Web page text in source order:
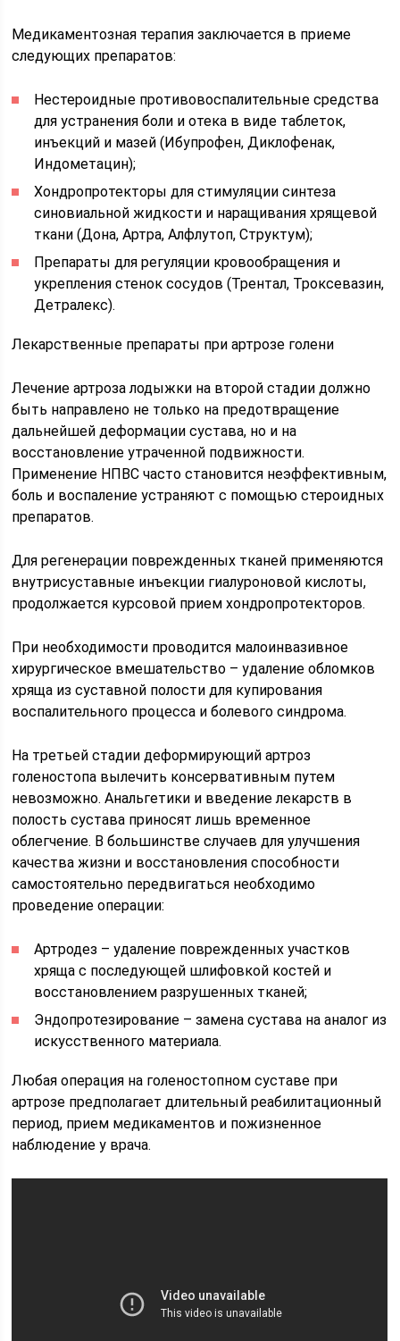
Медикаментозная терапия заключается в приеме
следующих препаратов:
Нестероидные противовоспалительные средства
для устранения боли и отека в виде таблеток,
инъекций и мазей (Ибупрофен, Диклофенак,
Индометацин);
Хондропротекторы для стимуляции синтеза
синовиальной жидкости и наращивания хрящевой
ткани (Дона, Артра, Алфлутоп, Структум);
Препараты для регуляции кровообращения и
укрепления стенок сосудов (Трентал, Троксевазин,
Детралекс).
Лекарственные препараты при артрозе голени
Лечение артроза лодыжки на второй стадии должно
быть направлено не только на предотвращение
дальнейшей деформации сустава, но и на
восстановление утраченной подвижности.
Применение НПВС часто становится неэффективным,
боль и воспаление устраняют с помощью стероидных
препаратов.
Для регенерации поврежденных тканей применяются
внутрисуставные инъекции гиалуроновой кислоты,
продолжается курсовой прием хондропротекторов.
При необходимости проводится малоинвазивное
хирургическое вмешательство – удаление обломков
хряща из суставной полости для купирования
воспалительного процесса и болевого синдрома.
На третьей стадии деформирующий артроз
голеностопа вылечить консервативным путем
невозможно. Анальгетики и введение лекарств в
полость сустава приносят лишь временное
облегчение. В большинстве случаев для улучшения
качества жизни и восстановления способности
самостоятельно передвигаться необходимо
проведение операции:
Артродез – удаление поврежденных участков
хряща с последующей шлифовкой костей и
восстановлением разрушенных тканей;
Эндопротезирование – замена сустава на аналог из
искусственного материала.
Любая операция на голеностопном суставе при
артрозе предполагает длительный реабилитационный
период, прием медикаментов и пожизненное
наблюдение у врача.